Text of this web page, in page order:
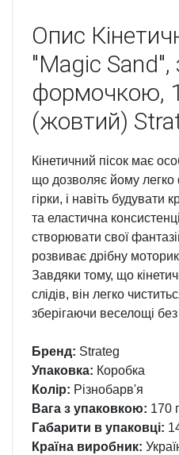
Опис
"Magic Sand",
формочкою,
(жовтий)
Кінетичний пісок має
що дозволяє йому легко
гірки, і навіть будувати
та еластична
створювати свої
розвиває дрібну
Завдяки тому, що
слідів, він легко
зберігаючи веселощі
Бренд: Strateg
Упаковка: Коробка
Колір: Різнобарв'я
Вага з упаковкою: 170 г
Габарити в упаковці:
Країна виробник: